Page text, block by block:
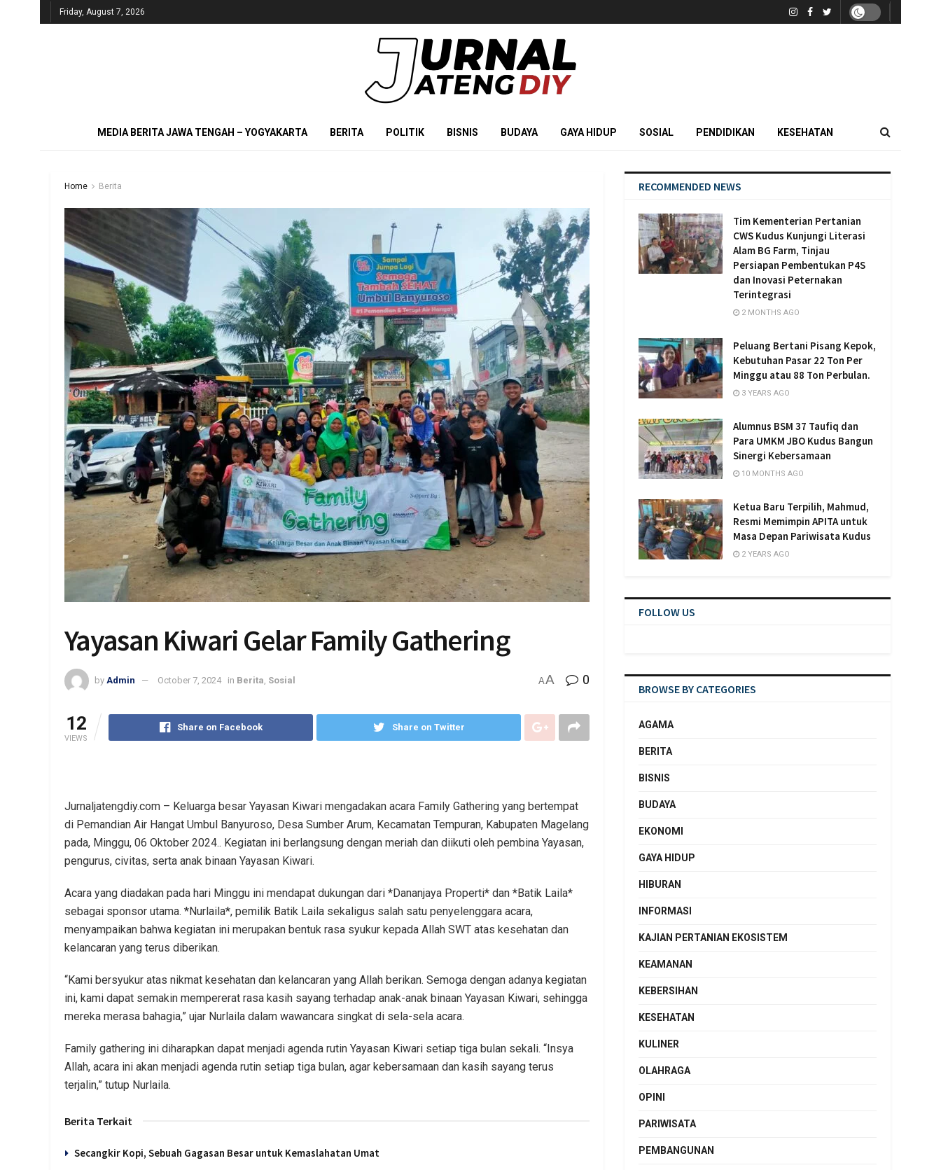
Friday, August 7, 2026
MEDIA BERITA JAWA TENGAH – YOGYAKARTA BERITA POLITIK BISNIS BUDAYA GAYA HIDUP SOSIAL PENDIDIKAN KESEHATAN
Home Berita
Yayasan Kiwari Gelar Family Gathering
by Admin October 7, 2024 in Berita Sosial AA 0
12
VIEWS
Share on Facebook Share on Twitter
Jurnaljatengdiy.com – Keluarga besar Yayasan Kiwari mengadakan acara Family Gathering yang bertempat
di Pemandian Air Hangat Umbul Banyuroso, Desa Sumber Arum, Kecamatan Tempuran, Kabupaten Magelang
pada, Minggu, 06 Oktober 2024.. Kegiatan ini berlangsung dengan meriah dan diikuti oleh pembina Yayasan,
pengurus, civitas, serta anak binaan Yayasan Kiwari.
Acara yang diadakan pada hari Minggu ini mendapat dukungan dari *Dananjaya Properti* dan *Batik Laila*
sebagai sponsor utama. *Nurlaila*, pemilik Batik Laila sekaligus salah satu penyelenggara acara,
menyampaikan bahwa kegiatan ini merupakan bentuk rasa syukur kepada Allah SWT atas kesehatan dan
kelancaran yang terus diberikan.
“Kami bersyukur atas nikmat kesehatan dan kelancaran yang Allah berikan. Semoga dengan adanya kegiatan
ini, kami dapat semakin mempererat rasa kasih sayang terhadap anak-anak binaan Yayasan Kiwari, sehingga
mereka merasa bahagia,” ujar Nurlaila dalam wawancara singkat di sela-sela acara.
Family gathering ini diharapkan dapat menjadi agenda rutin Yayasan Kiwari setiap tiga bulan sekali. “Insya
Allah, acara ini akan menjadi agenda rutin setiap tiga bulan, agar kebersamaan dan kasih sayang terus
terjalin,” tutup Nurlaila.
Berita Terkait
Secangkir Kopi, Sebuah Gagasan Besar untuk Kemaslahatan Umat
RECOMMENDED NEWS
Tim Kementerian Pertanian
CWS Kudus Kunjungi Literasi
Alam BG Farm, Tinjau
Persiapan Pembentukan P4S
dan Inovasi Peternakan
Terintegrasi
2 MONTHS AGO
Peluang Bertani Pisang Kepok,
Kebutuhan Pasar 22 Ton Per
Minggu atau 88 Ton Perbulan.
3 YEARS AGO
Alumnus BSM 37 Taufiq dan
Para UMKM JBO Kudus Bangun
Sinergi Kebersamaan
10 MONTHS AGO
Ketua Baru Terpilih, Mahmud,
Resmi Memimpin APITA untuk
Masa Depan Pariwisata Kudus
2 YEARS AGO
FOLLOW US
BROWSE BY CATEGORIES
AGAMA
BERITA
BISNIS
BUDAYA
EKONOMI
GAYA HIDUP
HIBURAN
INFORMASI
KAJIAN PERTANIAN EKOSISTEM
KEAMANAN
KEBERSIHAN
KESEHATAN
KULINER
OLAHRAGA
OPINI
PARIWISATA
PEMBANGUNAN